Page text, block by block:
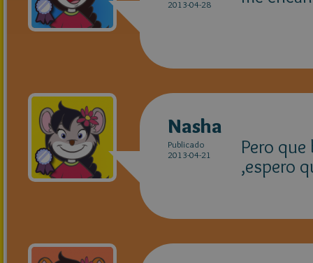
2013-04-28
Nasha
Publicado
2013-04-21
Pero
,espero